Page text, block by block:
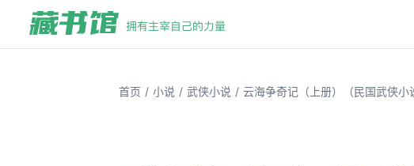
首页 / 小说 / 武侠小说 / 云海争奇记（上册）（民国武侠小